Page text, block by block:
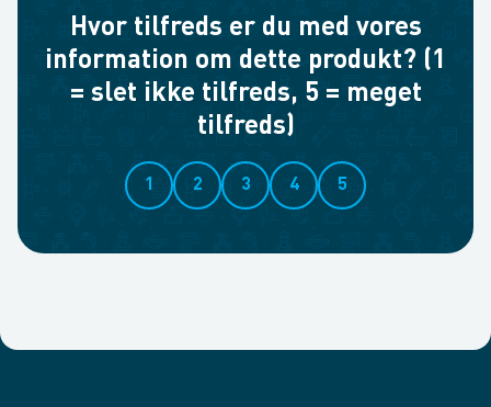
Hvor tilfreds er du med vores
information om dette produkt? (1
= slet ikke tilfreds, 5 = meget
tilfreds)
1 2 3 4 5